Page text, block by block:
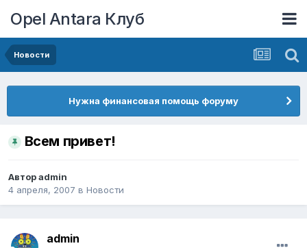
Opel Antara Клуб
Новости
Нужна финансовая помощь форуму
Всем привет!
Авторadmin
4 апреля, 2007 в Новости
admin